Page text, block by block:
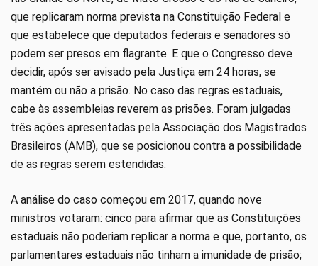
que replicaram norma prevista na Constituição Federal e
que estabelece que deputados federais e senadores só
podem ser presos em flagrante. E que o Congresso deve
decidir, após ser avisado pela Justiça em 24 horas, se
mantém ou não a prisão. No caso das regras estaduais,
cabe às assembleias reverem as prisões. Foram julgadas
três ações apresentadas pela Associação dos Magistrados
Brasileiros (AMB), que se posicionou contra a possibilidade
de as regras serem estendidas.
A análise do caso começou em 2017, quando nove
ministros votaram: cinco para afirmar que as Constituições
estaduais não poderiam replicar a norma e que, portanto, os
parlamentares estaduais não tinham a imunidade de prisão;